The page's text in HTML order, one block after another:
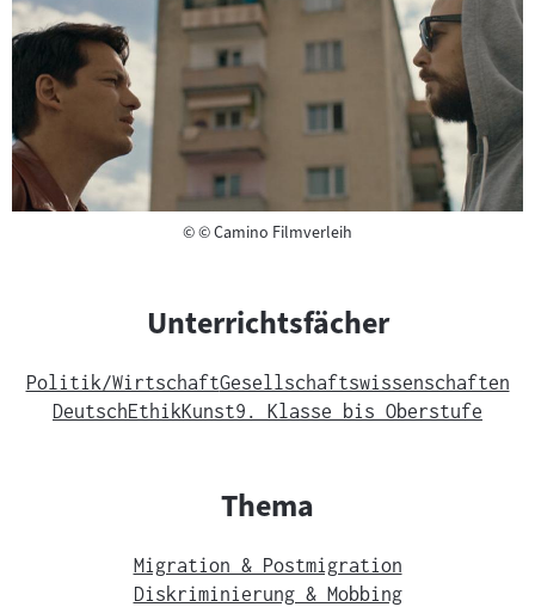
©Copyright
© Camino Filmverleih
Unterrichtsfächer
Politik/WirtschaftGesellschaftswissenschaften
DeutschEthikKunst9. Klasse bis Oberstufe
Thema
Migration & Postmigration
Diskriminierung & Mobbing